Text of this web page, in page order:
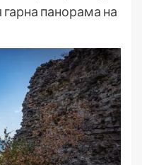
гарна панорама на